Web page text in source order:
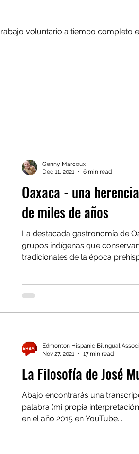
voluntario a tiempo completo
Oaxaca - una
de miles de años
La destacada gastronomía de
grupos indígenas que
tradicionales de la época
Genny Marcoux
Dec 11, 2021
6 min read
La Filosofía de José
Abajo encontrarás una
palabra (mi propia
en el año 2015 en YouTube...
Edmonton Hispanic Bilingual
Nov 27, 2021
17 min read